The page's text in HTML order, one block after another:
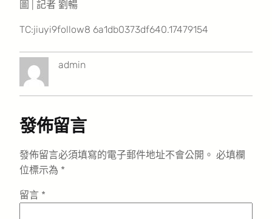
圖 | 記者 劉暢
TC:jiuyi9follow8 6a1db0373df640.17479154
admin
發佈留言
發佈留言必須填寫的電子郵件地址不會公開。 必填欄
位標示為 *
留言 *